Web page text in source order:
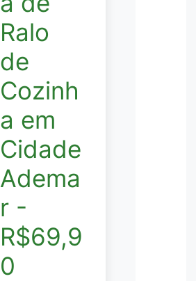
Ralo
de
Cozinh
a em
Cidade
Adema
r -
R$69,9
0